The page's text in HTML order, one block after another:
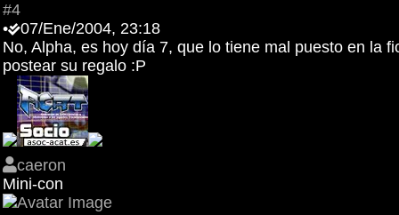
#4
•
07/Ene/2004, 23:18
No, Alpha, es hoy día 7, que lo tiene mal puesto en la
postear su regalo :P
caeron
Mini-con